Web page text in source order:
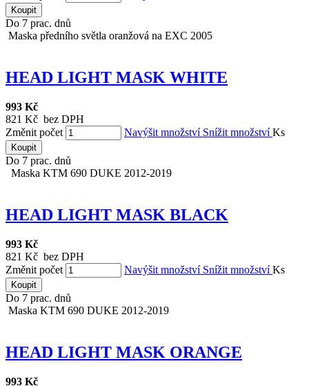
Koupit
Do 7 prac. dnů
Maska předního světla oranžová na EXC 2005
HEAD LIGHT MASK WHITE
993 Kč
821 Kč bez DPH
Změnit počet
Navýšit množství Snížit množstvíKs
Koupit
Do 7 prac. dnů
Maska KTM 690 DUKE 2012-2019
HEAD LIGHT MASK BLACK
993 Kč
821 Kč bez DPH
Změnit počet
Navýšit množství Snížit množstvíKs
Koupit
Do 7 prac. dnů
Maska KTM 690 DUKE 2012-2019
HEAD LIGHT MASK ORANGE
993 Kč